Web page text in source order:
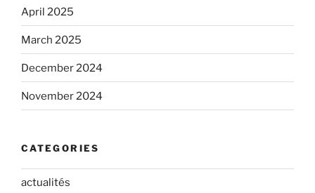
April 2025
March 2025
December 2024
November 2024
CATEGORIES
actualités